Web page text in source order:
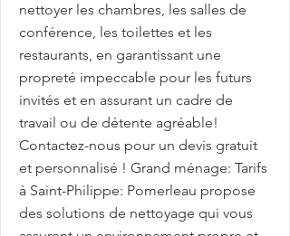
nettoyer les chambres, les salles de
conférence, les toilettes et les
restaurants, en garantissant une
propreté impeccable pour les futurs
invités et en assurant un cadre de
travail ou de détente agréable!
Contactez-nous pour un devis gratuit
et personnalisé ! Grand ménage: Tarifs
à Saint-Philippe: Pomerleau propose
des solutions de nettoyage qui vous